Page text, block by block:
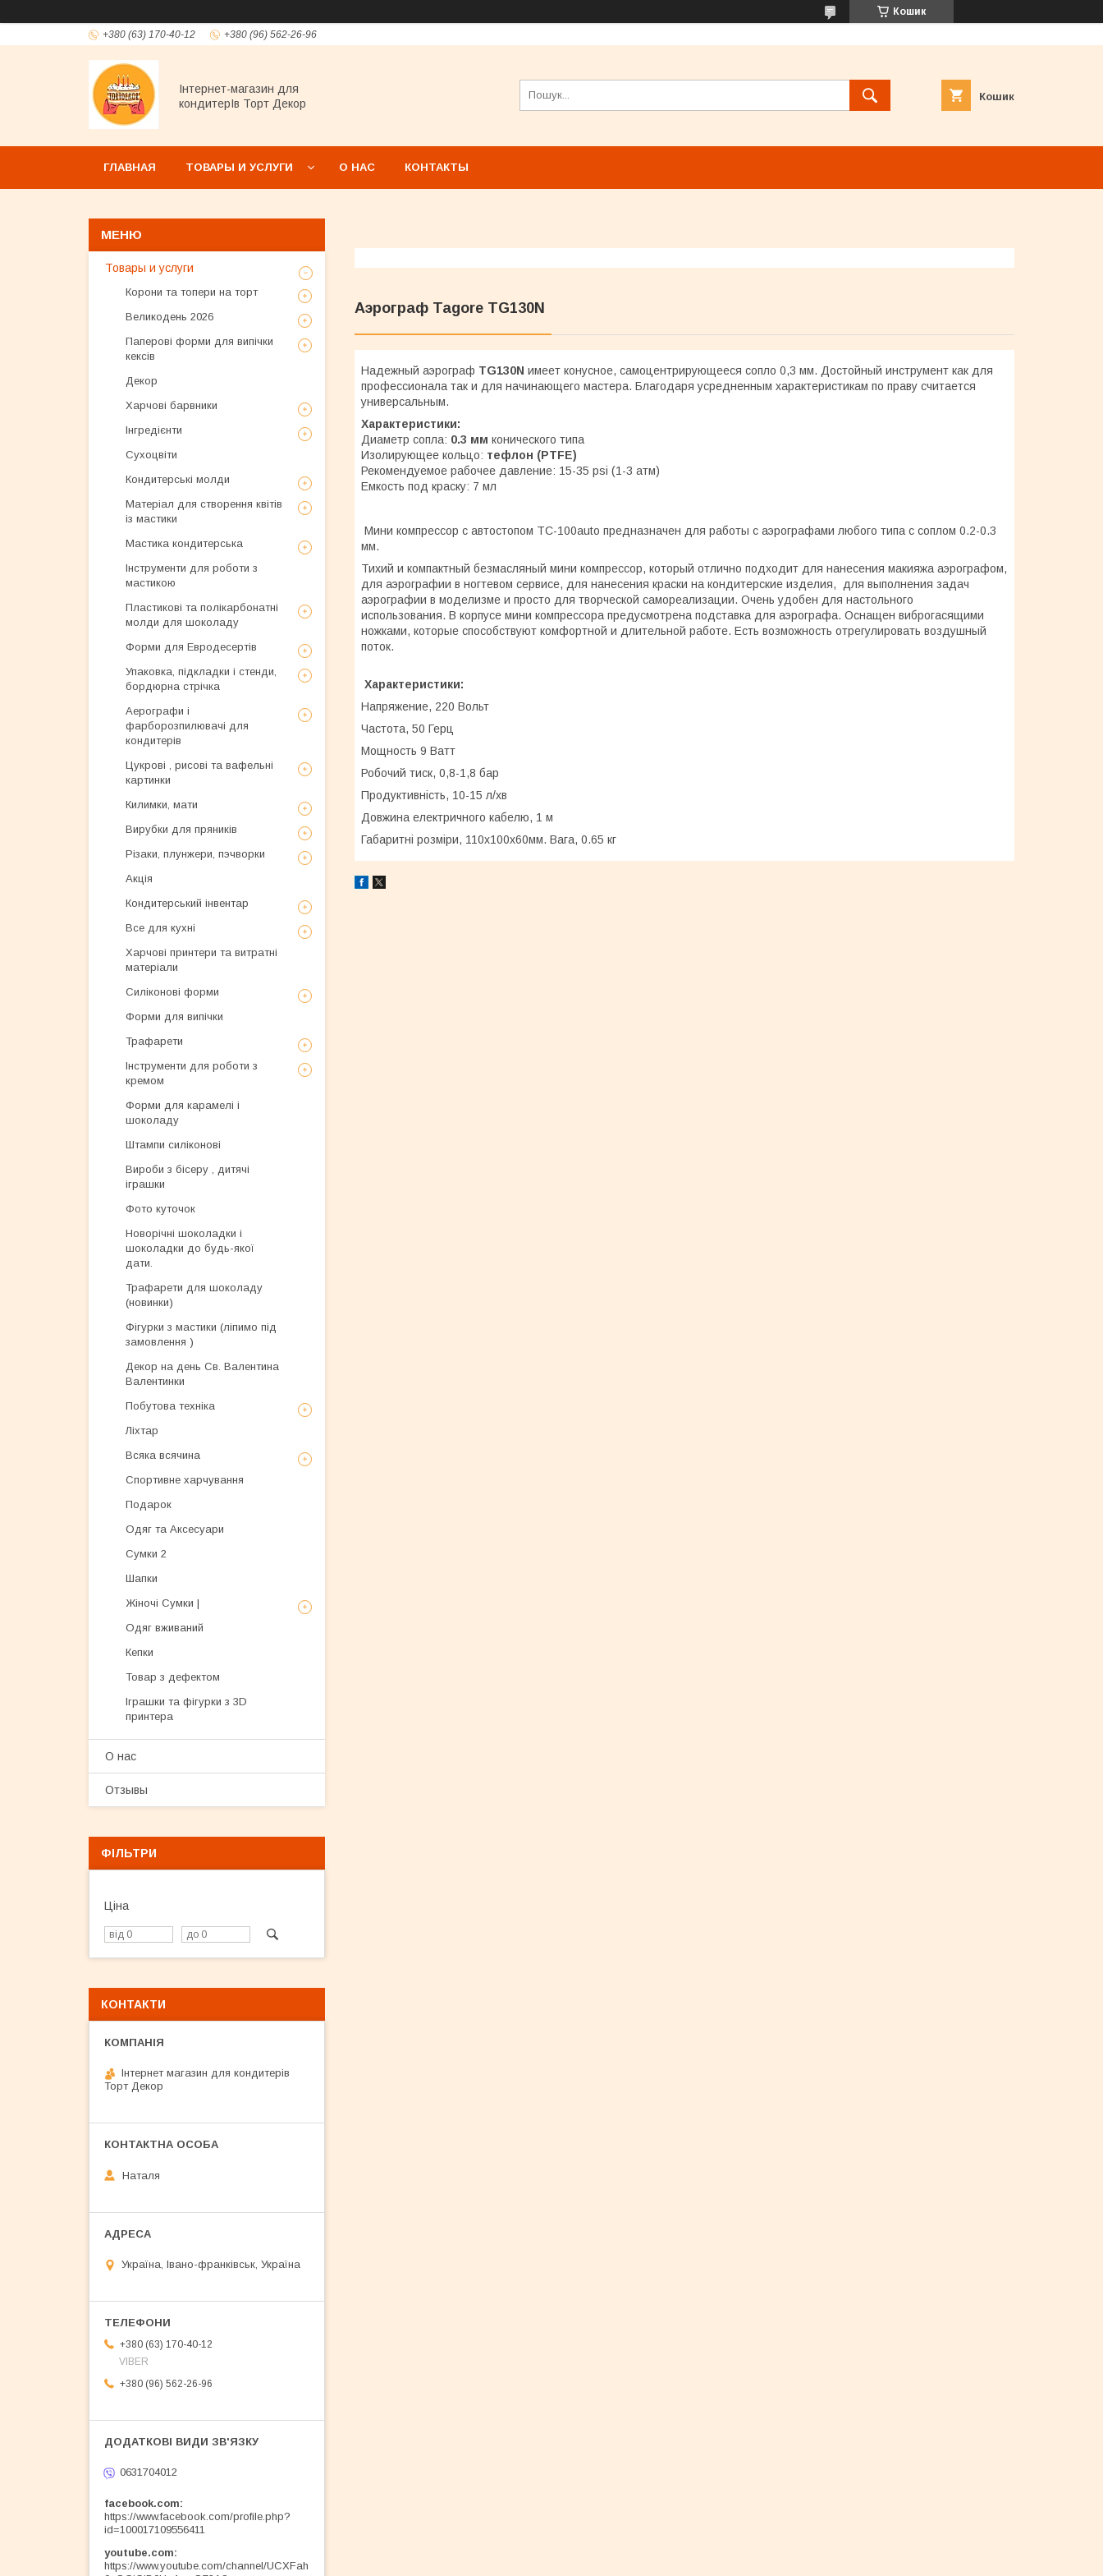
Кошик
+380 (63) 170-40-12 +380 (96) 562-26-96
Інтернет-магазин для
кондитерІв Торт Декор
Кошик
ГЛАВНАЯ ТОВАРЫ И УСЛУГИ О НАС КОНТАКТЫ
Аэрограф Tagore TG130N
Надежный аэрограф TG130N имеет конусное, самоцентрирующееся сопло 0,3 мм. Достойный инструмент как для
профессионала так и для начинающего мастера. Благодаря усредненным характеристикам по праву считается
универсальным.
Характеристики:
Диаметр сопла: 0.3 мм конического типа
Изолирующее кольцо: тефлон (PTFE)
Рекомендуемое рабочее давление: 15-35 psi (1-3 атм)
Емкость под краску: 7 мл
Мини компрессор с автостопом TC-100auto предназначен для работы с аэрографами любого типа с соплом 0.2-0.3
мм.
Тихий и компактный безмасляный мини компрессор, который отлично подходит для нанесения макияжа аэрографом,
для аэрографии в ногтевом сервисе, для нанесения краски на кондитерские изделия, для выполнения задач
аэрографии в моделизме и просто для творческой самореализации. Очень удобен для настольного
использования. В корпусе мини компрессора предусмотрена подставка для аэрографа. Оснащен виброгасящими
ножками, которые способствуют комфортной и длительной работе. Есть возможность отрегулировать воздушный
поток.
Характеристики:
Напряжение, 220 Вольт
Частота, 50 Герц
Мощность 9 Ватт
Робочий тиск, 0,8-1,8 бар
Продуктивність, 10-15 л/хв
Довжина електричного кабелю, 1 м
Габаритні розміри, 110х100х60мм. Вага, 0.65 кг
Товары и услуги
Корони та топери на торт
Великодень 2026
Паперові форми для випічки
кексів
Декор
Харчові барвники
Інгредієнти
Сухоцвіти
Кондитерські молди
Матеріал для створення квітів
із мастики
Мастика кондитерська
Інструменти для роботи з
мастикою
Пластикові та полікарбонатні
молди для шоколаду
Форми для Евродесертів
Упаковка, підкладки і стенди,
бордюрна стрічка
Аерографи і
фарборозпилювачі для
кондитерів
Цукрові , рисові та вафельні
картинки
Килимки, мати
Вирубки для пряників
Різаки, плунжери, пэчворки
Акція
Кондитерський інвентар
Все для кухні
Харчові принтери та витратні
матеріали
Силіконові форми
Форми для випічки
Трафарети
Інструменти для роботи з
кремом
Форми для карамелі і
шоколаду
Штампи силіконові
Вироби з бісеру , дитячі
іграшки
Фото куточок
Новорічні шоколадки і
шоколадки до будь-якої
дати.
Трафарети для шоколаду
(новинки)
Фігурки з мастики (ліпимо під
замовлення )
Декор на день Св. Валентина
Валентинки
Побутова техніка
Ліхтар
Всяка всячина
Спортивне харчування
Подарок
Одяг та Аксесуари
Сумки 2
Шапки
Жіночі Сумки |
Одяг вживаний
Кепки
Товар з дефектом
Іграшки та фігурки з 3D
принтера
О нас
Отзывы
ФІЛЬТРИ
Ціна
КОНТАКТИ
Інтернет магазин для кондитерів
Торт Декор
Наталя
Україна, Івано-франківськ, Україна
+380 (63) 170-40-12
VIBER
+380 (96) 562-26-96
0631704012
facebook.com
https://www.facebook.com/profile.php?
id=100017109556411
youtube.com
https://www.youtube.com/channel/UCXFah